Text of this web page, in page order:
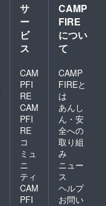
サ
ー
ビ
ス
CAM
PFI
RE
CAM
PFI
RE
コ
ミュ
ニ
ティ
CAM
PFI
CAMP
FIRE
につい
て
CAMP
FIREと
は
あんし
ん・安
全への
取り組
み
ニュー
ス
ヘルプ
お問い